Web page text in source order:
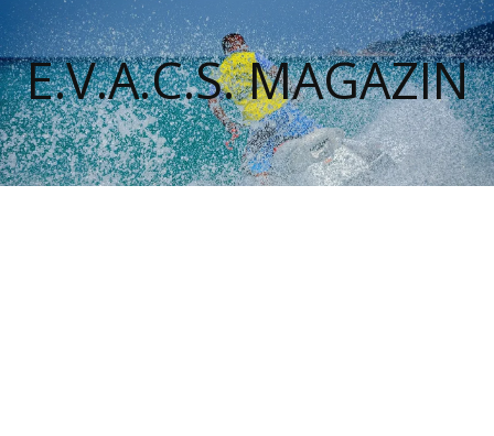
E.V.A.C.S. MAGAZIN